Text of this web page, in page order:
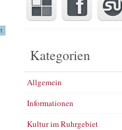
Kategorien
Allgemein
Informationen
Kultur im Ruhrgebiet